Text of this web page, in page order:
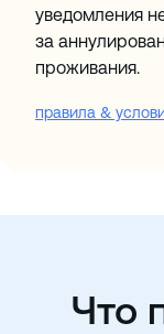
уведомления
за
проживания.
правила &
Что